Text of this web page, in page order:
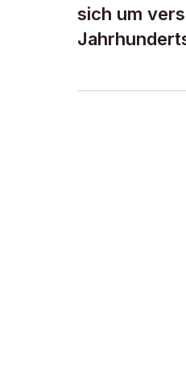
sich um